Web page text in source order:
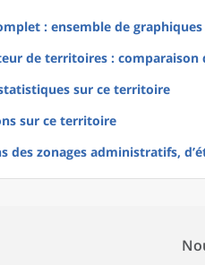
: ensemble de
de territoires :
sur ce territoire
sur ce territoire
des zonages administratifs,